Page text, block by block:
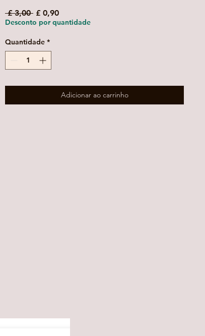
£ 3,00 Preço
normal
£ 0,90Preço
promocional
Desconto por quantidade
Quantidade *
Adicionar ao carrinho